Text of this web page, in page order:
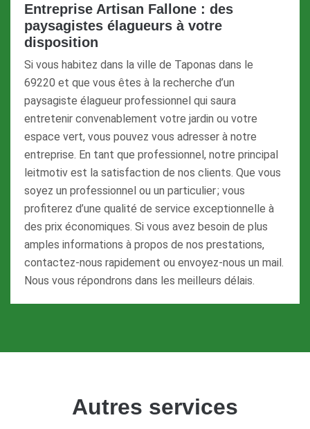
Entreprise Artisan Fallone : des
paysagistes élagueurs à votre
disposition
Si vous habitez dans la ville de Taponas dans le
69220 et que vous êtes à la recherche d’un
paysagiste élagueur professionnel qui saura
entretenir convenablement votre jardin ou votre
espace vert, vous pouvez vous adresser à notre
entreprise. En tant que professionnel, notre principal
leitmotiv est la satisfaction de nos clients. Que vous
soyez un professionnel ou un particulier ; vous
profiterez d’une qualité de service exceptionnelle à
des prix économiques. Si vous avez besoin de plus
amples informations à propos de nos prestations,
contactez-nous rapidement ou envoyez-nous un mail.
Nous vous répondrons dans les meilleurs délais.
Autres services